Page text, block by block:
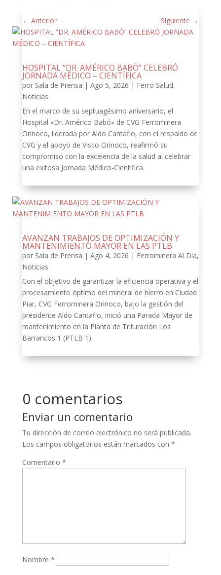
← Anterior Siguiente →
HOSPITAL “DR. AMÉRICO BABÓ” CELEBRÓ
JORNADA MÉDICO – CIENTÍFICA
por Sala de Prensa | Ago 5, 2026 | Ferro Salud,
Noticias
En el marco de su septuagésimo aniversario, el
Hospital «Dr. Américo Babó» de CVG Ferrominera
Orinoco, liderada por Aldo Cantafio, con el respaldo de
CVG y el apoyo de Visco Orinoco, reafirmó su
compromiso con la excelencia de la salud al celebrar
una exitosa Jornada Médico-Científica.
AVANZAN TRABAJOS DE OPTIMIZACIÓN Y
MANTENIMIENTO MAYOR EN LAS PTLB
por Sala de Prensa | Ago 4, 2026 | Ferrominera Al Día,
Noticias
Con el objetivo de garantizar la eficiencia operativa y el
procesamiento óptimo del mineral de hierro en Ciudad
Piar, CVG Ferrominera Orinoco, bajo la gestión del
presidente Aldo Cantafio, inició una Parada Mayor de
mantenimiento en la Planta de Trituración Los
Barrancos 1 (PTLB 1).
0 comentarios
Enviar un comentario
Tu dirección de correo electrónico no será publicada.
Los campos obligatorios están marcados con *
Comentario *
Nombre *